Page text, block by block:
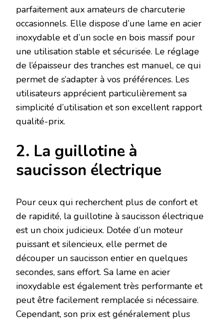
parfaitement aux amateurs de charcuterie
occasionnels. Elle dispose d’une lame en acier
inoxydable et d’un socle en bois massif pour
une utilisation stable et sécurisée. Le réglage
de l’épaisseur des tranches est manuel, ce qui
permet de s’adapter à vos préférences. Les
utilisateurs apprécient particulièrement sa
simplicité d’utilisation et son excellent rapport
qualité-prix.
2. La guillotine à
saucisson électrique
Pour ceux qui recherchent plus de confort et
de rapidité, la guillotine à saucisson électrique
est un choix judicieux. Dotée d’un moteur
puissant et silencieux, elle permet de
découper un saucisson entier en quelques
secondes, sans effort. Sa lame en acier
inoxydable est également très performante et
peut être facilement remplacée si nécessaire.
Cependant, son prix est généralement plus